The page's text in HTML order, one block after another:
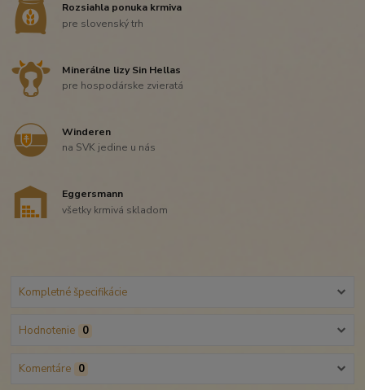
Rozsiahla ponuka krmiva
pre slovenský trh
Minerálne lizy Sin Hellas
pre hospodárske zvieratá
Winderen
na SVK jedine u nás
Eggersmann
všetky krmivá skladom
Kompletné špecifikácie
Hodnotenie 0
Komentáre 0